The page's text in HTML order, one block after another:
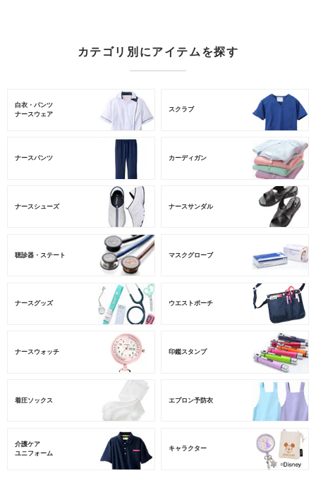
カテゴリ別にアイテムを探す
白衣・パンツ
ナースウェア
スクラブ
ナースパンツ カーディガン
ナースシューズ ナースサンダル
聴診器・ステート マスクグローブ
ナースグッズ ウエストポーチ
ナースウォッチ 印鑑スタンプ
着圧ソックス エプロン予防衣
介護ケア
ユニフォーム
キャラクター